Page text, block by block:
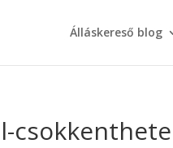
Álláskereső blog